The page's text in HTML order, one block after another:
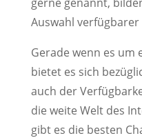
Auswahl verfügbarer
Gerade wenn es um
bietet es sich
auch der
die weite Welt des
gibt es die besten